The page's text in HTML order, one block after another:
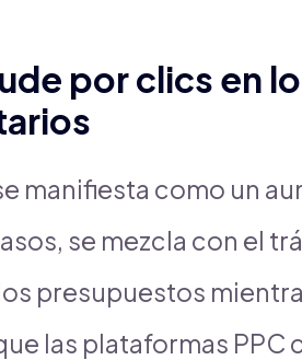
por clics en
manifiesta como un
se mezcla con el
presupuestos
las plataformas PPC